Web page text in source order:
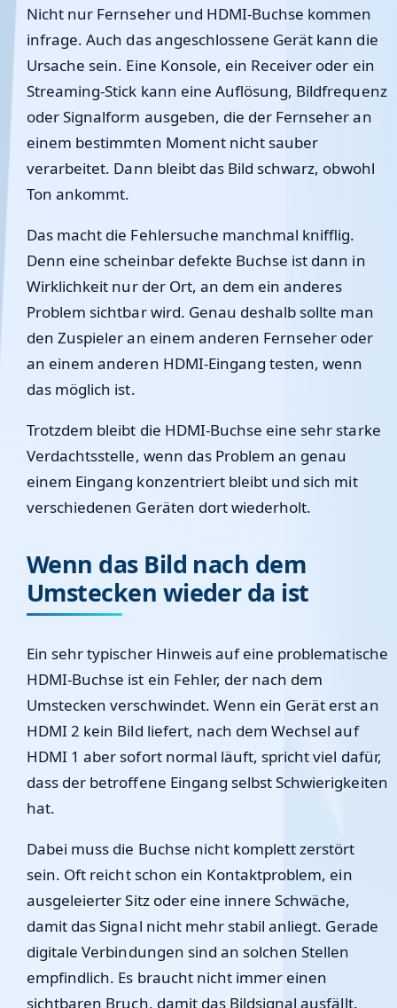
Nicht nur Fernseher und HDMI-Buchse kommen
infrage. Auch das angeschlossene Gerät kann die
Ursache sein. Eine Konsole, ein Receiver oder ein
Streaming-Stick kann eine Auflösung, Bildfrequenz
oder Signalform ausgeben, die der Fernseher an
einem bestimmten Moment nicht sauber
verarbeitet. Dann bleibt das Bild schwarz, obwohl
Ton ankommt.
Das macht die Fehlersuche manchmal knifflig.
Denn eine scheinbar defekte Buchse ist dann in
Wirklichkeit nur der Ort, an dem ein anderes
Problem sichtbar wird. Genau deshalb sollte man
den Zuspieler an einem anderen Fernseher oder
an einem anderen HDMI-Eingang testen, wenn
das möglich ist.
Trotzdem bleibt die HDMI-Buchse eine sehr starke
Verdachtsstelle, wenn das Problem an genau
einem Eingang konzentriert bleibt und sich mit
verschiedenen Geräten dort wiederholt.
Wenn das Bild nach dem
Umstecken wieder da ist
Ein sehr typischer Hinweis auf eine problematische
HDMI-Buchse ist ein Fehler, der nach dem
Umstecken verschwindet. Wenn ein Gerät erst an
HDMI 2 kein Bild liefert, nach dem Wechsel auf
HDMI 1 aber sofort normal läuft, spricht viel dafür,
dass der betroffene Eingang selbst Schwierigkeiten
hat.
Dabei muss die Buchse nicht komplett zerstört
sein. Oft reicht schon ein Kontaktproblem, ein
ausgeleierter Sitz oder eine innere Schwäche,
damit das Signal nicht mehr stabil anliegt. Gerade
digitale Verbindungen sind an solchen Stellen
empfindlich. Es braucht nicht immer einen
sichtbaren Bruch, damit das Bildsignal ausfällt.